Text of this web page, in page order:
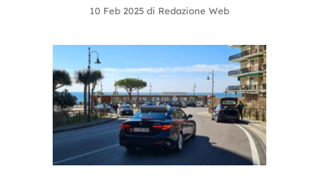
10 Feb 2025 di Redazione Web